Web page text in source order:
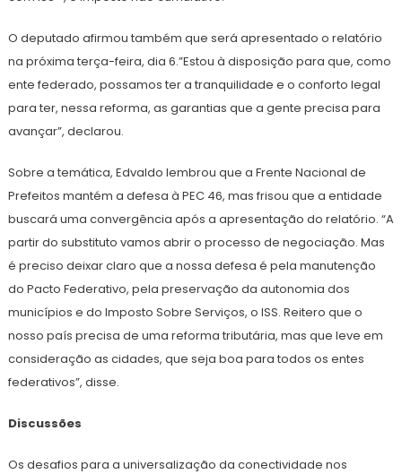
O deputado afirmou também que será apresentado o relatório
na próxima terça-feira, dia 6.”Estou à disposição para que, como
ente federado, possamos ter a tranquilidade e o conforto legal
para ter, nessa reforma, as garantias que a gente precisa para
avançar”, declarou.
Sobre a temática, Edvaldo lembrou que a Frente Nacional de
Prefeitos mantém a defesa à PEC 46, mas frisou que a entidade
buscará uma convergência após a apresentação do relatório. “A
partir do substituto vamos abrir o processo de negociação. Mas
é preciso deixar claro que a nossa defesa é pela manutenção
do Pacto Federativo, pela preservação da autonomia dos
municípios e do Imposto Sobre Serviços, o ISS. Reitero que o
nosso país precisa de uma reforma tributária, mas que leve em
consideração as cidades, que seja boa para todos os entes
federativos”, disse.
Discussões
Os desafios para a universalização da conectividade nos